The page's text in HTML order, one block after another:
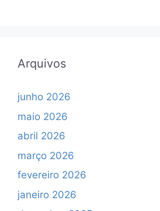
Arquivos
junho 2026
maio 2026
abril 2026
março 2026
fevereiro 2026
janeiro 2026